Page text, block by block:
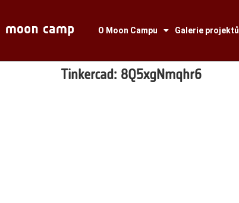
O Moon Campu Galerie projektů
Tinkercad: 8Q5xgNmqhr6